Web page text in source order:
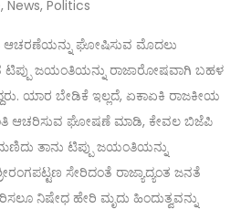
, News, Politics
ಆಚರಣೆಯನ್ನು ಘೋಷಿಸುವ ಮೊದಲು
ಟಿಪ್ಪು ಜಯಂತಿಯನ್ನು ರಾಜಾರೋಷವಾಗಿ ಬಹಳ
ಯಾರ ಬೇಡಿಕೆ ಇಲ್ಲದೆ, ಏಕಾಏಕಿ ರಾಜಕೀಯ
ಆಚರಿಸುವ ಘೋಷಣೆ ಮಾಡಿ, ಕೇವಲ ಬಿಜೆಪಿ
ತಾನು ಟಿಪ್ಪು ಜಯಂತಿಯನ್ನು
ಸೇರಿದಂತೆ ರಾಜ್ಯಾದ್ಯಂತ ಜನತೆ
ನಿಷೇಧ ಹೇರಿ ಮೃದು ಹಿಂದುತ್ವವನ್ನು